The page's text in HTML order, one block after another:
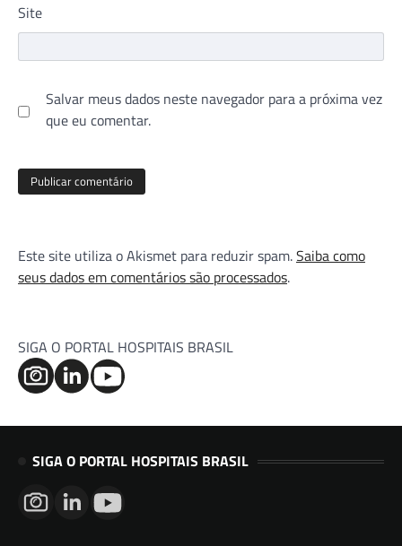
Site
Salvar meus dados neste navegador para a próxima vez
que eu comentar.
Este site utiliza o Akismet para reduzir spam.Saiba como
seus dados em comentários são processados.
SIGA O PORTAL HOSPITAIS BRASIL
SIGA O PORTAL HOSPITAIS BRASIL